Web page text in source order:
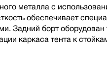
металла с
обеспечивает
Задний борт
каркаса тента к